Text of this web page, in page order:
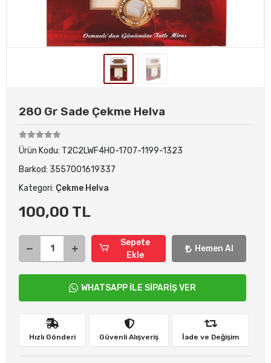
280 Gr Sade Çekme Helva
Ürün Kodu: T2C2LWF4HO-1707-1199-1323
Barkod: 3557001619337
Kategori: Çekme Helva
100,00 TL
Sepete
Ekle
Hemen Al
WHATSAPP İLE SİPARİŞ VER
Hızlı Gönderi Güvenli Alışveriş İade ve Değişim